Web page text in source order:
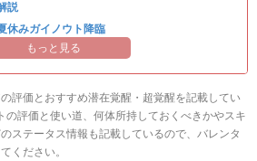
説
休みガイノウト降臨
タッチもっと見る
評価とおすすめ潜在覚醒・超覚醒を記載してい
の評価と使い道、何体所持しておくべきかやスキ
ステータス情報も記載しているので、バレンタ
ください。